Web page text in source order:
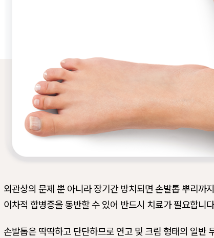
외관상의 문제 뿐 아니라 장기간 방치되면 손발톱 뿌리까
이차적 합병증을 동반할 수 있어 반드시 치료가 필요합니
손발톱은 딱딱하고 단단하므로 연고 및 크림 형태의 일반